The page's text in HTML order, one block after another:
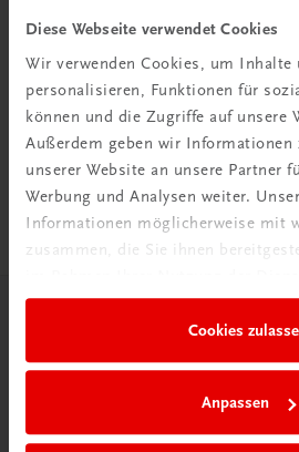
Diese Webseite verwendet Cookies
Wir verwenden Cookies, um Inhalte
personalisieren, Funktionen für
können und die Zugriffe auf unsere
Außerdem geben wir Informationen
unserer Website an unsere Partner
Werbung und Analysen weiter.
Informationen möglicherweise mit
zusammen, die Sie ihnen
Cookies
Anpassen
Rabattcode erhalten
Newsletter
& Versandkosten
Jetzt anmelden
Herzlich willkommen